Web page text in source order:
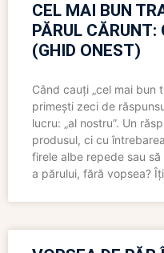
CEL MAI BUN
PĂRUL CĂRUNT:
(GHID ONEST)
Când cauți „cel mai bun
primești zeci de
lucru: „al nostru”. Un
produsul, ci cu
firele albe repede sau
a părului, fără vopsea? Îți